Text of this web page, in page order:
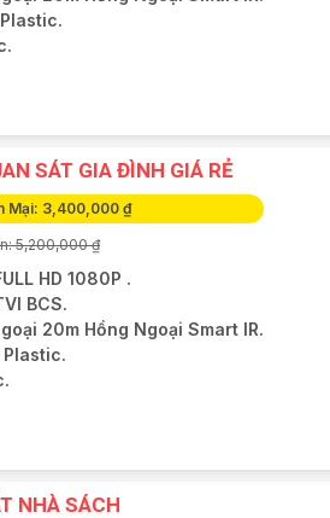
SÁT GIA ĐÌNH GIÁ RẺ
Mại: 3,400,000 ₫
5,200,000 ₫
HD 1080P .
BCS.
20m Hồng Ngoại Smart IR.
Plastic.
NHÀ SÁCH